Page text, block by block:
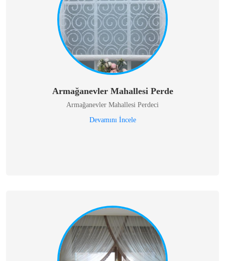
Armağanevler Mahallesi Perde
Armağanevler Mahallesi Perdeci
Devamını İncele